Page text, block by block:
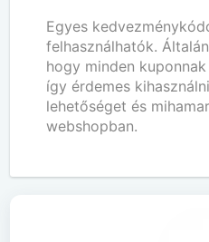
Egyes
felhasználhatók.
hogy minden
így érdemes
lehetőséget és
webshopban.